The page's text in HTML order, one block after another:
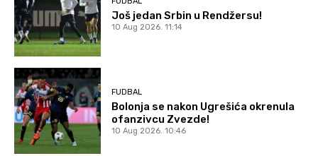
Još jedan Srbin u Rendžersu!
10 Aug 2026. 11:14
FUDBAL
Bolonja se nakon Ugrešića okrenula
ofanzivcu Zvezde!
10 Aug 2026. 10:46